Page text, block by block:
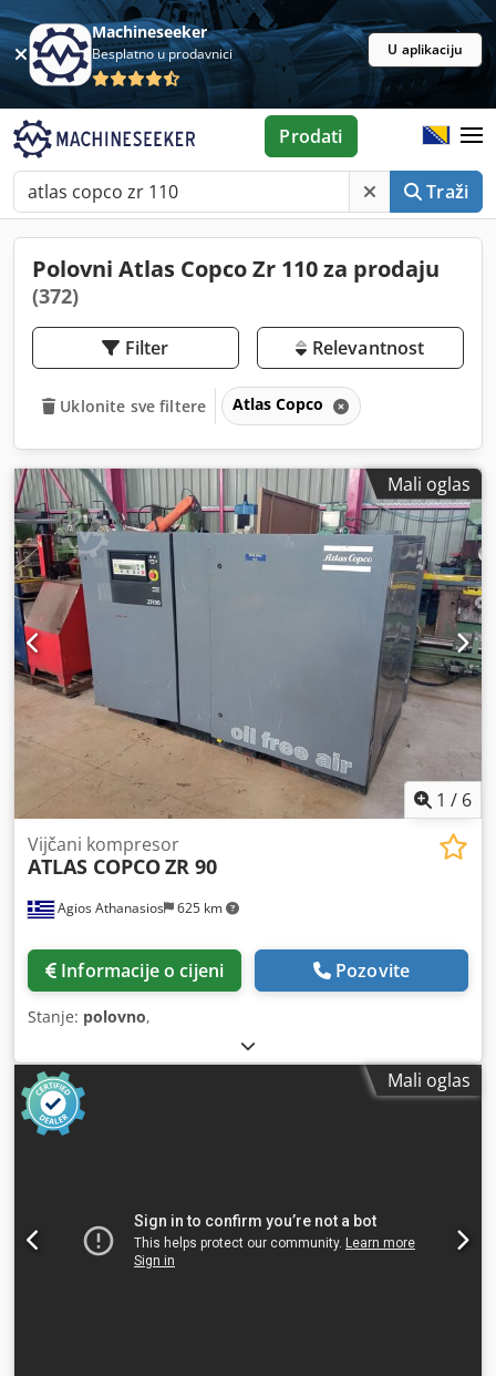
Machineseeker
Besplatno u prodavnici U aplikaciju
Traži
Prodati
Polovni Atlas Copco Zr 110 za prodaju
(372)
Filter Relevantnost
Uklonite sve filtere Atlas Copco
Mali oglas
1 / 6
Agios Athanasios 625 km
Vijčani kompresor
ATLAS COPCOZR 90
Informacije o cijeni Pozovite
Stanje: polovno,
Mali oglas